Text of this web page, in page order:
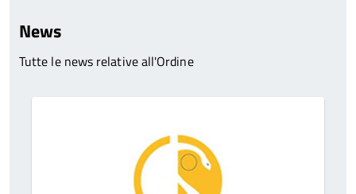
News
Tutte le news relative all'Ordine